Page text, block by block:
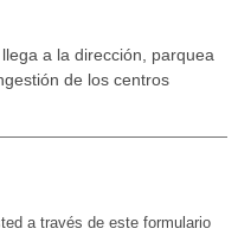
a la dirección, parquea
de los centros
a través de este formulario